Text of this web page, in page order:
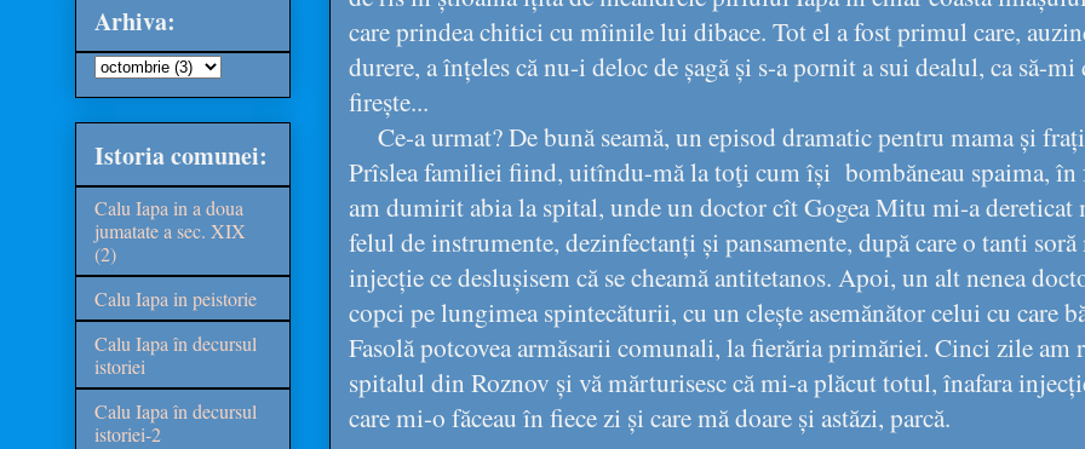
care prindea chitici cu mîinile lui dibace. Tot el a fost primul care,
durere, a înțeles că nu-i deloc de șagă și s-a pornit a sui dealul, ca să-
firește...
Ce-a urmat? De bună seamă, un episod dramatic pentru mama și
Prîslea familiei fiind, uitîndu-mă la toţi cum își bombăneau spaima,
am dumirit abia la spital, unde un doctor cît Gogea Mitu mi-a dereticat
felul de instrumente, dezinfectanți și pansamente, după care o tanti
injecție ce deslușisem că se cheamă antitetanos. Apoi, un alt nenea
copci pe lungimea spintecăturii, cu un clește asemănător celui cu care
Fasolă potcovea armăsarii comunali, la fierăria primăriei. Cinci zile am
spitalul din Roznov și vă mărturisesc că mi-a plăcut totul, înafara
care mi-o făceau în fiece zi și care mă doare și astăzi, parcă.
Arhiva:
Istoria comunei:
Calu Iapa in a doua
jumatate a sec. XIX
(2)
Calu Iapa in peistorie
Calu Iapa în decursul
istoriei
Calu Iapa în decursul
istoriei-2